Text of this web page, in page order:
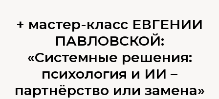
+ мастер-класс ЕВГЕНИИ
ПАВЛОВСКОЙ:
«Системные решения:
психология и ИИ –
партнёрство или замена»